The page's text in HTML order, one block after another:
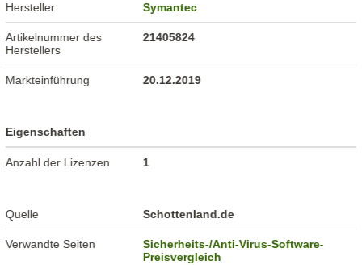
Hersteller Symantec
Artikelnummer des
Herstellers
21405824
Markteinführung 20.12.2019
Eigenschaften
Anzahl der Lizenzen 1
Quelle Schottenland.de
Verwandte Seiten
Sicherheits-/Anti-Virus-Software-
Preisvergleich